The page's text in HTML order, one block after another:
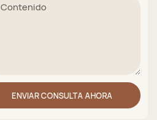
Contenido
ENVIAR CONSULTA AHORA